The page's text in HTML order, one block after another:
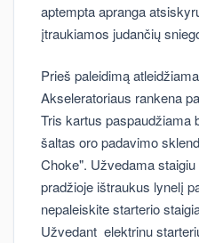
aptempta apranga
įtraukiamos judančių
Prieš paleidimą
Akseleratoriaus rankena
Tris kartus paspaudžiama
šaltas oro padavimo
Choke". Užvedama
pradžioje ištraukus lynelį
nepaleiskite starterio
Užvedant elektrinu